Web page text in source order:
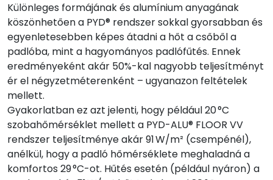
Különleges formájának és alumínium anyagának
köszönhetően a PYD® rendszer sokkal gyorsabban és
egyenletesebben képes átadni a hőt a csőből a
padlóba, mint a hagyományos padlófűtés. Ennek
eredményeként akár 50%-kal nagyobb teljesítményt
ér el négyzetméterenként – ugyanazon feltételek
mellett.
Gyakorlatban ez azt jelenti, hogy például 20 °C
szobahőmérséklet mellett a PYD-ALU® FLOOR VV
rendszer teljesítménye akár 91 W/m² (csempénél),
anélkül, hogy a padló hőmérséklete meghaladná a
komfortos 29 °C-ot. Hűtés esetén (például nyáron) a